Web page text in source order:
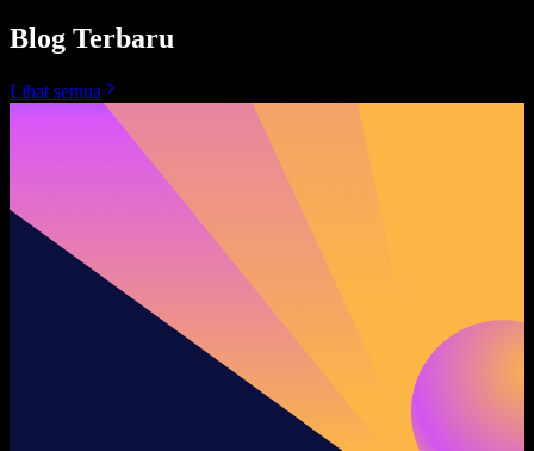
Blog Terbaru
Lihat semua